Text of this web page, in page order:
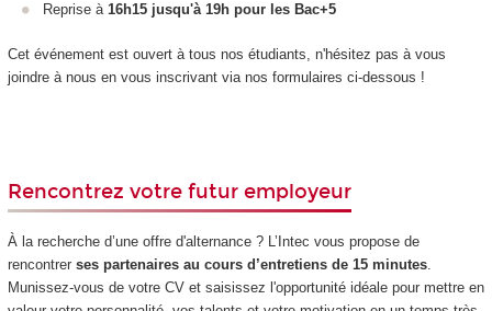
Reprise à 16h15 jusqu'à 19h pour les Bac+5
Cet événement est ouvert à tous nos étudiants, n'hésitez pas à vous
joindre à nous en vous inscrivant via nos formulaires ci-dessous !
Rencontrez votre futur employeur
À la recherche d’une offre d'alternance ? L’Intec vous propose de
rencontrer ses partenaires au cours d’entretiens de 15 minutes.
Munissez-vous de votre CV et saisissez l'opportunité idéale pour mettre en